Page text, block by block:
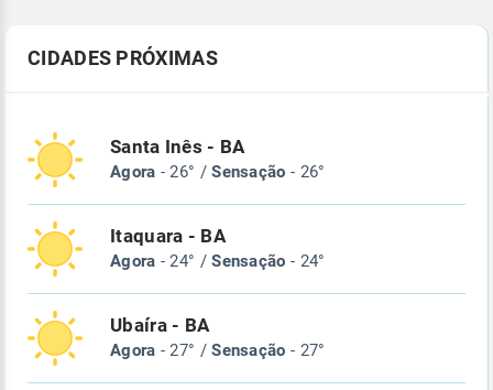
CIDADES PRÓXIMAS
Santa Inês - BA
Agora - 26° /Sensação - 26°
Itaquara - BA
Agora - 24° /Sensação - 24°
Ubaíra - BA
Agora - 27° /Sensação - 27°